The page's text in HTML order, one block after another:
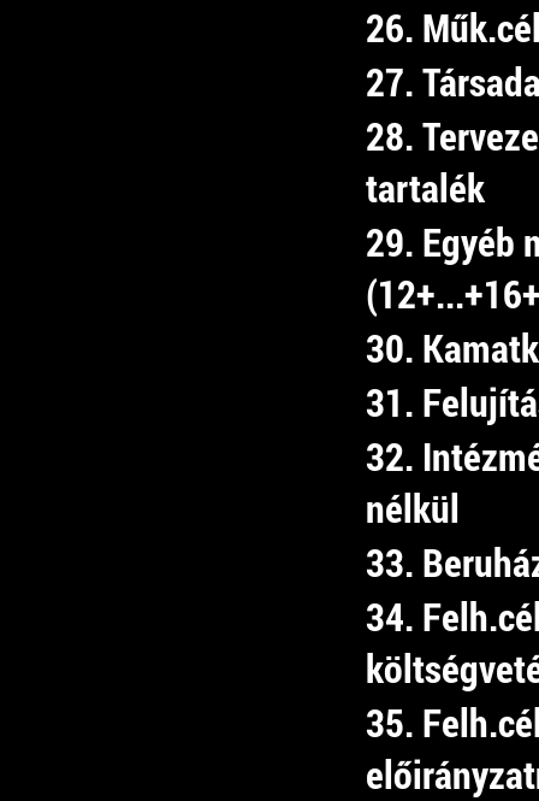
26.
27.
28.
tartalék
29. Egyéb
30.
31.
32.
nélkül
33.
34.
35.